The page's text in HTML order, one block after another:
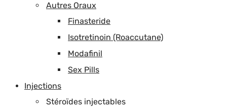
Autres Oraux
Finasteride
Isotretinoin (Roaccutane)
Modafinil
Sex Pills
Injections
Stéroïdes injectables